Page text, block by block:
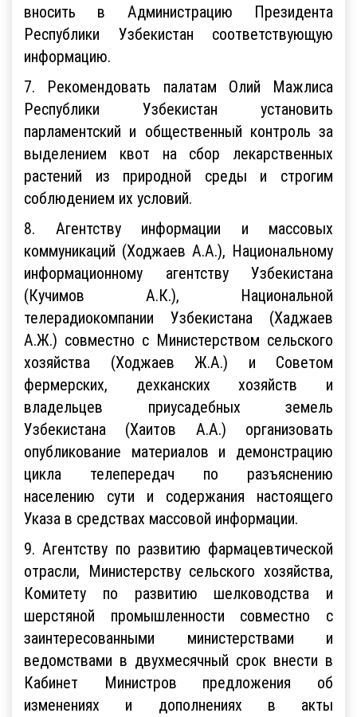
вносить в Администрацию Президента
Республики Узбекистан соответствующую
информацию.
7. Рекомендовать палатам Олий Мажлиса
Республики Узбекистан установить
парламентский и общественный контроль за
выделением квот на сбор лекарственных
растений из природной среды и строгим
соблюдением их условий.
8. Агентству информации и массовых
коммуникаций (Ходжаев А.А.), Национальному
информационному агентству Узбекистана
(Кучимов А.К.), Национальной
телерадиокомпании Узбекистана (Хаджаев
А.Ж.) совместно с Министерством сельского
хозяйства (Ходжаев Ж.А.) и Советом
фермерских, дехканских хозяйств и
владельцев приусадебных земель
Узбекистана (Хаитов А.А.) организовать
опубликование материалов и демонстрацию
цикла телепередач по разъяснению
населению сути и содержания настоящего
Указа в средствах массовой информации.
9. Агентству по развитию фармацевтической
отрасли, Министерству сельского хозяйства,
Комитету по развитию шелководства и
шерстяной промышленности совместно с
заинтересованными министерствами и
ведомствами в двухмесячный срок внести в
Кабинет Министров предложения об
изменениях и дополнениях в акты